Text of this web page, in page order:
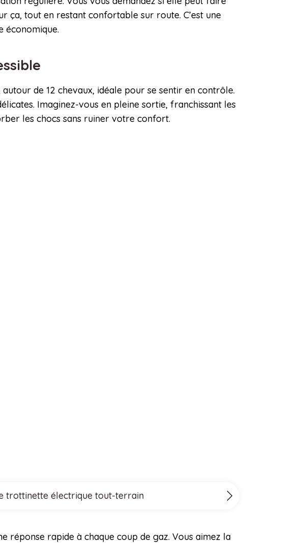
ça, tout en restant confortable sur route. C’est une
économique.
de 12 chevaux, idéale pour se sentir en contrôle.
Imaginez-vous en pleine sortie, franchissant les
les chocs sans ruiner votre confort.
trottinette électrique tout-terrain
réponse rapide à chaque coup de gaz. Vous aimez la